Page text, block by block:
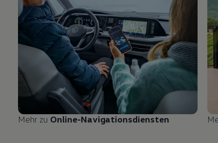
Mehr zu Online-Navigationsdiensten